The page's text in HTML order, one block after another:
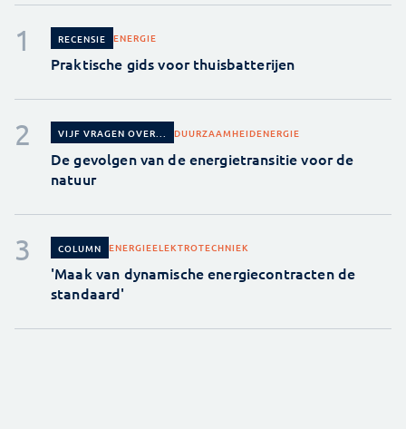
RECENSIE ENERGIE
Praktische gids voor thuisbatterijen
VIJF VRAGEN OVER... DUURZAAMHEIDENERGIE
De gevolgen van de energietransitie voor de
natuur
COLUMN ENERGIEELEKTROTECHNIEK
'Maak van dynamische energiecontracten de
standaard'